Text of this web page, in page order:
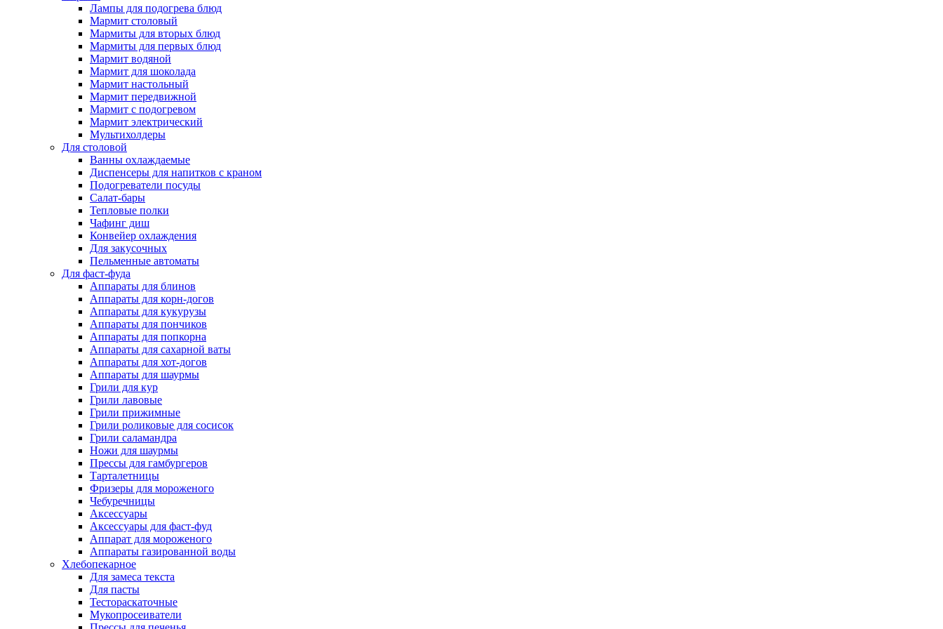
Лампы для подогрева блюд
Мармит столовый
Мармиты для вторых блюд
Мармиты для первых блюд
Мармит водяной
Мармит для шоколада
Мармит настольный
Мармит передвижной
Мармит с подогревом
Мармит электрический
Мультихолдеры
Для столовой
Ванны охлаждаемые
Диспенсеры для напитков с краном
Подогреватели посуды
Салат-бары
Тепловые полки
Чафинг диш
Конвейер охлаждения
Для закусочных
Пельменные автоматы
Для фаст-фуда
Аппараты для блинов
Аппараты для корн-догов
Аппараты для кукурузы
Аппараты для пончиков
Аппараты для попкорна
Аппараты для сахарной ваты
Аппараты для хот-догов
Аппараты для шаурмы
Грили для кур
Грили лавовые
Грили прижимные
Грили роликовые для сосисок
Грили саламандра
Ножи для шаурмы
Прессы для гамбургеров
Тарталетницы
Фризеры для мороженого
Чебуречницы
Аксессуары
Аксессуары для фаст-фуд
Аппарат для мороженого
Аппараты газированной воды
Хлебопекарное
Для замеса текста
Для пасты
Тестораскаточные
Мукопросеиватели